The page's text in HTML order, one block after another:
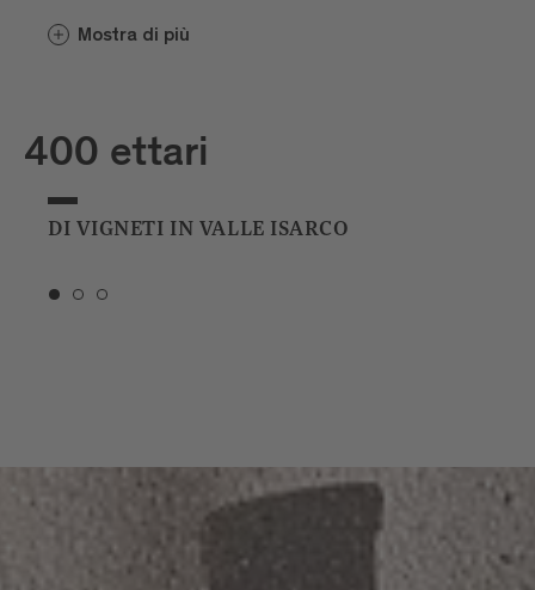
ricoprono di neve, ma le giornate sono ancora calde.
continuino a sviluppare aromi intensi.
Mostra di più
400 ettari
DI VIGNETI IN VALLE ISARCO